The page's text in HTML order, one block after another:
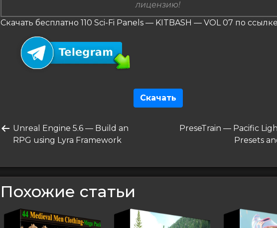
лицензию!
Скачать бесплатно 110 Sci-Fi Panels — KITBASH — VOL 07 по ссылке
Скачать
поПредыдущая
запись
Unreal Engine 5.6 — Build an
RPG using Lyra Framework
Следующая
PreseTrain — Pacific
Presets
Похожие статьи